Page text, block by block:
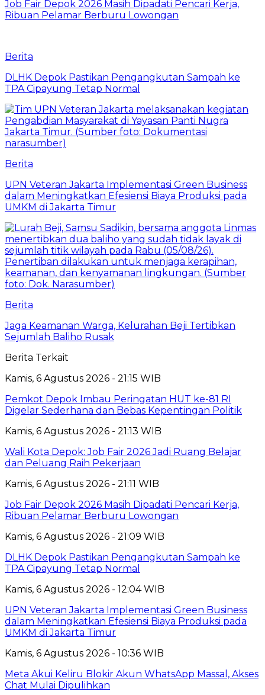
Job Fair Depok 2026 Masih Dipadati Pencari Kerja,
Ribuan Pelamar Berburu Lowongan
Berita
DLHK Depok Pastikan Pengangkutan Sampah ke
TPA Cipayung Tetap Normal
Berita
UPN Veteran Jakarta Implementasi Green Business
dalam Meningkatkan Efesiensi Biaya Produksi pada
UMKM di Jakarta Timur
Berita
Jaga Keamanan Warga, Kelurahan Beji Tertibkan
Sejumlah Baliho Rusak
Berita Terkait
Kamis, 6 Agustus 2026 - 21:15 WIB
Pemkot Depok Imbau Peringatan HUT ke-81 RI
Digelar Sederhana dan Bebas Kepentingan Politik
Kamis, 6 Agustus 2026 - 21:13 WIB
Wali Kota Depok: Job Fair 2026 Jadi Ruang Belajar
dan Peluang Raih Pekerjaan
Kamis, 6 Agustus 2026 - 21:11 WIB
Job Fair Depok 2026 Masih Dipadati Pencari Kerja,
Ribuan Pelamar Berburu Lowongan
Kamis, 6 Agustus 2026 - 21:09 WIB
DLHK Depok Pastikan Pengangkutan Sampah ke
TPA Cipayung Tetap Normal
Kamis, 6 Agustus 2026 - 12:04 WIB
UPN Veteran Jakarta Implementasi Green Business
dalam Meningkatkan Efesiensi Biaya Produksi pada
UMKM di Jakarta Timur
Kamis, 6 Agustus 2026 - 10:36 WIB
Meta Akui Keliru Blokir Akun WhatsApp Massal, Akses
Chat Mulai Dipulihkan